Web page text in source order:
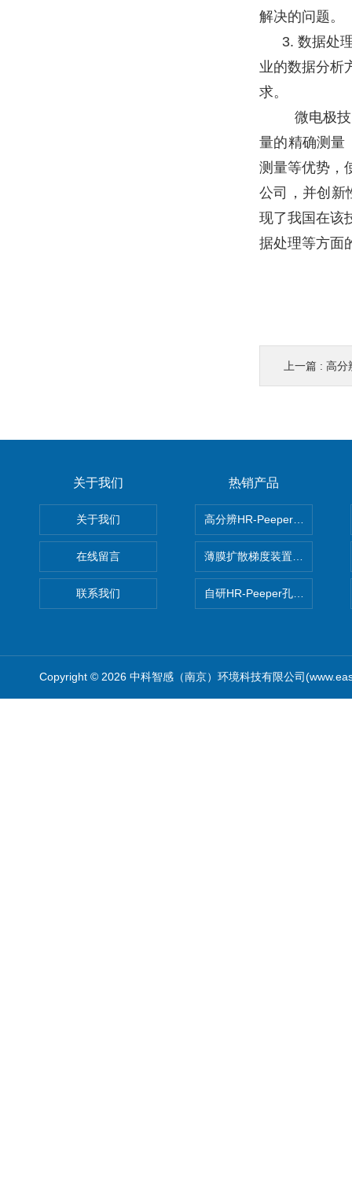
解决的问题。
3. 数据处
业的数据分析
求。
微电极技
量的精确测量
测量等优势，
公司，并创新
现了我国在该
据处理等方面
上一篇 : 高分辨
关于我们
关于我们
在线留言
联系我们
热销产品
高分辨HR-Peeper采样器孔隙
薄膜扩散梯度装置 Agl DGT
自研HR-Peeper孔隙水采样器
Copyright © 2026 中科智感（南京）环境科技有限公司